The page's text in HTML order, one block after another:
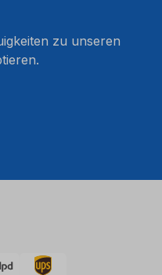
zu unseren